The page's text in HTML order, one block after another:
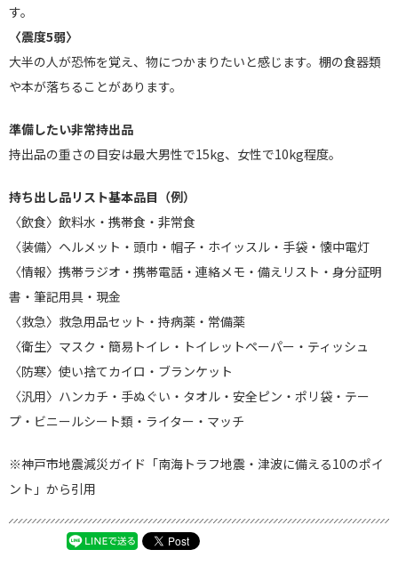
す。
〈震度5弱〉
大半の人が恐怖を覚え、物につかまりたいと感じます。棚の食器類
や本が落ちることがあります。
準備したい非常持出品
持出品の重さの目安は最大男性で15kg、女性で10kg程度。
持ち出し品リスト基本品目（例）
〈飲食〉飲料水・携帯食・非常食
〈装備〉ヘルメット・頭巾・帽子・ホイッスル・手袋・懐中電灯
〈情報〉携帯ラジオ・携帯電話・連絡メモ・備えリスト・身分証明
書・筆記用具・現金
〈救急〉救急用品セット・持病薬・常備薬
〈衛生〉マスク・簡易トイレ・トイレットペーパー・ティッシュ
〈防寒〉使い捨てカイロ・ブランケット
〈汎用〉ハンカチ・手ぬぐい・タオル・安全ピン・ポリ袋・テー
プ・ビニールシート類・ライター・マッチ
※神戸市地震減災ガイド「南海トラフ地震・津波に備える10のポイ
ント」から引用